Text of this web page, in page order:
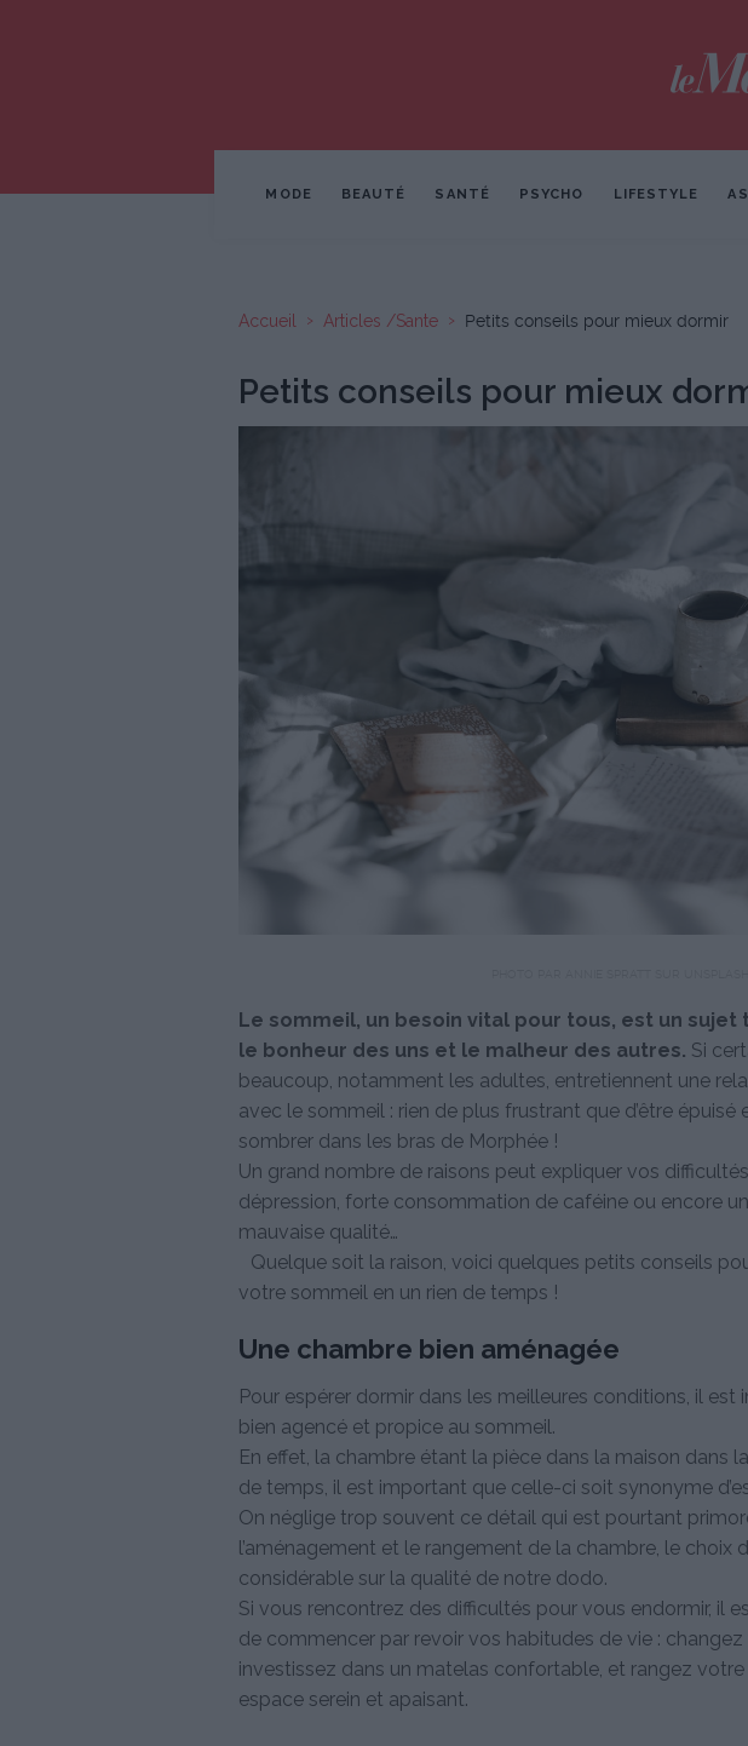
MODE BEAUTÉ SANTÉ PSYCHO LIFESTYLE
Accueil Articles /Sante Petits conseils pour mieux dormir
Petits conseils pour mieux
Le sommeil, un besoin vital pour tous, est un
le bonheur des uns et le malheur des autres. Si
beaucoup, notamment les adultes, entretiennent une
avec le sommeil : rien de plus frustrant que d’être épuisé
sombrer dans les bras de Morphée !
Un grand nombre de raisons peut expliquer vos
dépression, forte consommation de caféine ou encore
mauvaise qualité…
Quelque soit la raison, voici quelques petits conseils
votre sommeil en un rien de temps !
Une chambre bien aménagée
Pour espérer dormir dans les meilleures conditions, il est
bien agencé et propice au sommeil.
En effet, la chambre étant la pièce dans la maison dans
de temps, il est important que celle-ci soit synonyme
On néglige trop souvent ce détail qui est pourtant
l’aménagement et le rangement de la chambre, le choix
considérable sur la qualité de notre dodo.
Si vous rencontrez des difficultés pour vous endormir, il
de commencer par revoir vos habitudes de vie :
investissez dans un matelas confortable, et rangez votre
espace serein et apaisant.